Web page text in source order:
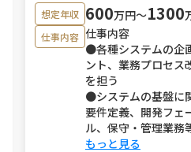
想定年収 600万円〜1300
仕事内容 仕事内容
●各種システムの企
ント、業務プロセス
を担う
●システムの基盤に
要件定義、開発フェ
ル、保守・管理業務
もっと見る